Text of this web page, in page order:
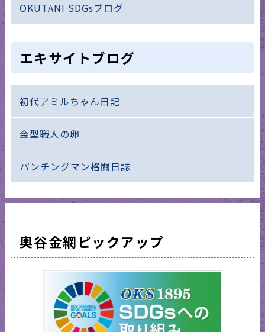
OKUTANI SDGsブログ
エキサイトブログ
初代アミルちゃん日記
金型職人の卵
パンチングマン格闘日誌
奥谷金網ピックアップ